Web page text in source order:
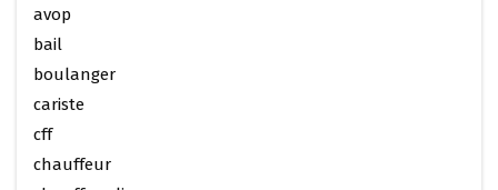
avop
bail
boulanger
cariste
cff
chauffeur